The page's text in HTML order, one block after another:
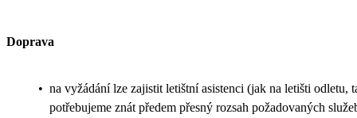
Doprava
• na vyžádání lze zajistit letištní asistenci (jak na letišti odletu,
potřebujeme znát předem přesný rozsah požadovaných